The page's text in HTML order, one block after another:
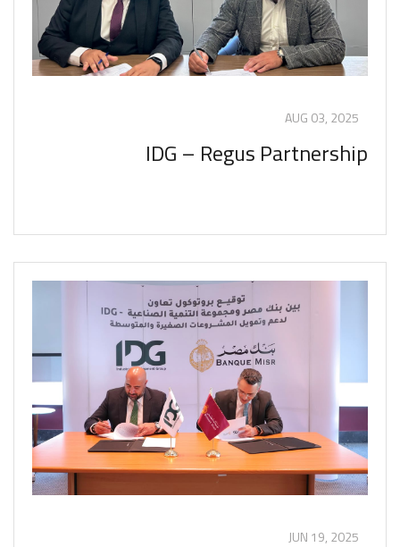
AUG 03, 2025
IDG – Regus Partnership
JUN 19, 2025